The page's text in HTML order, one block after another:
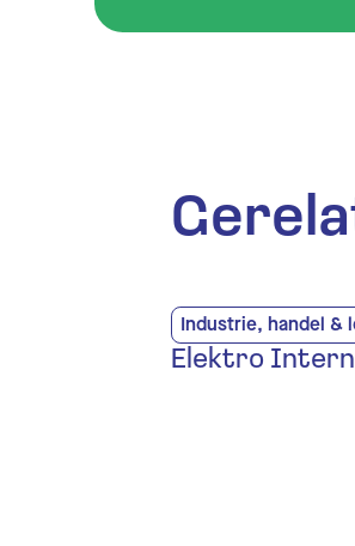
Industrie, handel &
Elektro